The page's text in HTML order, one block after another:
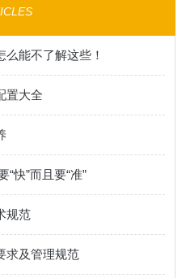
能不了解这些！
置大全
快”而且要“准”
规范
求及管理规范